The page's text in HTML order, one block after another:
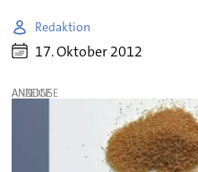
Redaktion
17. Oktober 2012
ANZEIGE